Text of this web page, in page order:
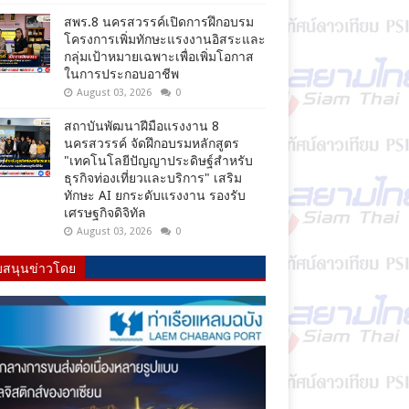
สพร.8 นครสวรรค์เปิดการฝึกอบรม
โครงการเพิ่มทักษะแรงงานอิสระและ
กลุ่มเป้าหมายเฉพาะเพื่อเพิ่มโอกาส
ในการประกอบอาชีพ
August 03, 2026 0
สถาบันพัฒนาฝีมือแรงงาน 8
นครสวรรค์ จัดฝึกอบรมหลักสูตร
"เทคโนโลยีปัญญาประดิษฐ์สำหรับ
ธุรกิจท่องเที่ยวและบริการ" เสริม
ทักษะ AI ยกระดับแรงงาน รองรับ
เศรษฐกิจดิจิทัล
August 03, 2026 0
นุนข่าวโดย